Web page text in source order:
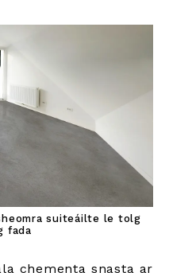
suiteáilte le tolg
fada
chementa snasta ar